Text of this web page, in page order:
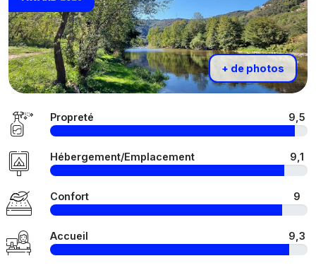
+ de photos
Propreté 9,5
Hébergement/Emplacement 9,1
Confort 9
Accueil 9,3